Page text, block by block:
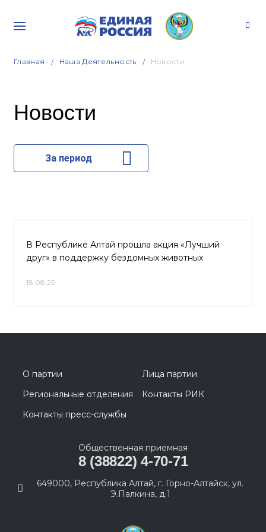
Главная Наша Деятельность Новости
Новости
За период
В Республике Алтай прошла акция «Лучший
друг» в поддержку бездомных животных
18.08.25
О партии
Лица партии
Региональные отделения
Контакты РИК
Контакты пресс-службы
Общественная приемная
8 (38822) 4-70-71
649000, Республика Алтай, г. Горно-Алтайск, ул.
Э.Палкина, д.1